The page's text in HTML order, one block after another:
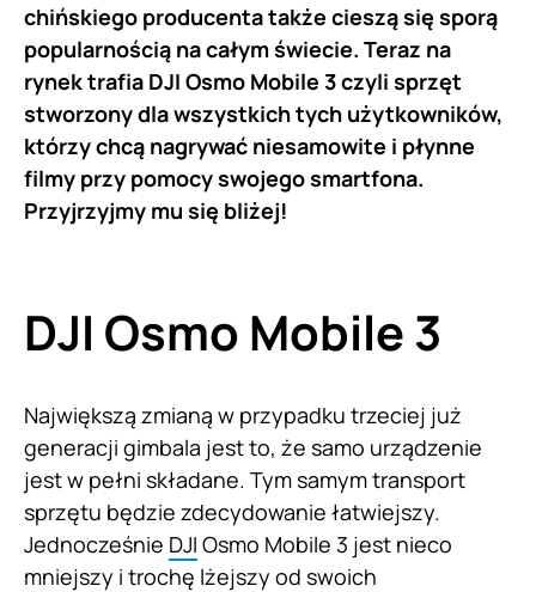
chińskiego producenta także cieszą się sporą
popularnością na całym świecie. Teraz na
rynek trafia DJI Osmo Mobile 3 czyli sprzęt
stworzony dla wszystkich tych użytkowników,
którzy chcą nagrywać niesamowite i płynne
filmy przy pomocy swojego smartfona.
Przyjrzyjmy mu się bliżej!
DJI Osmo Mobile 3
Największą zmianą w przypadku trzeciej już
generacji gimbala jest to, że samo urządzenie
jest w pełni składane. Tym samym transport
sprzętu będzie zdecydowanie łatwiejszy.
Jednocześnie DJI Osmo Mobile 3 jest nieco
mniejszy i trochę lżejszy od swoich